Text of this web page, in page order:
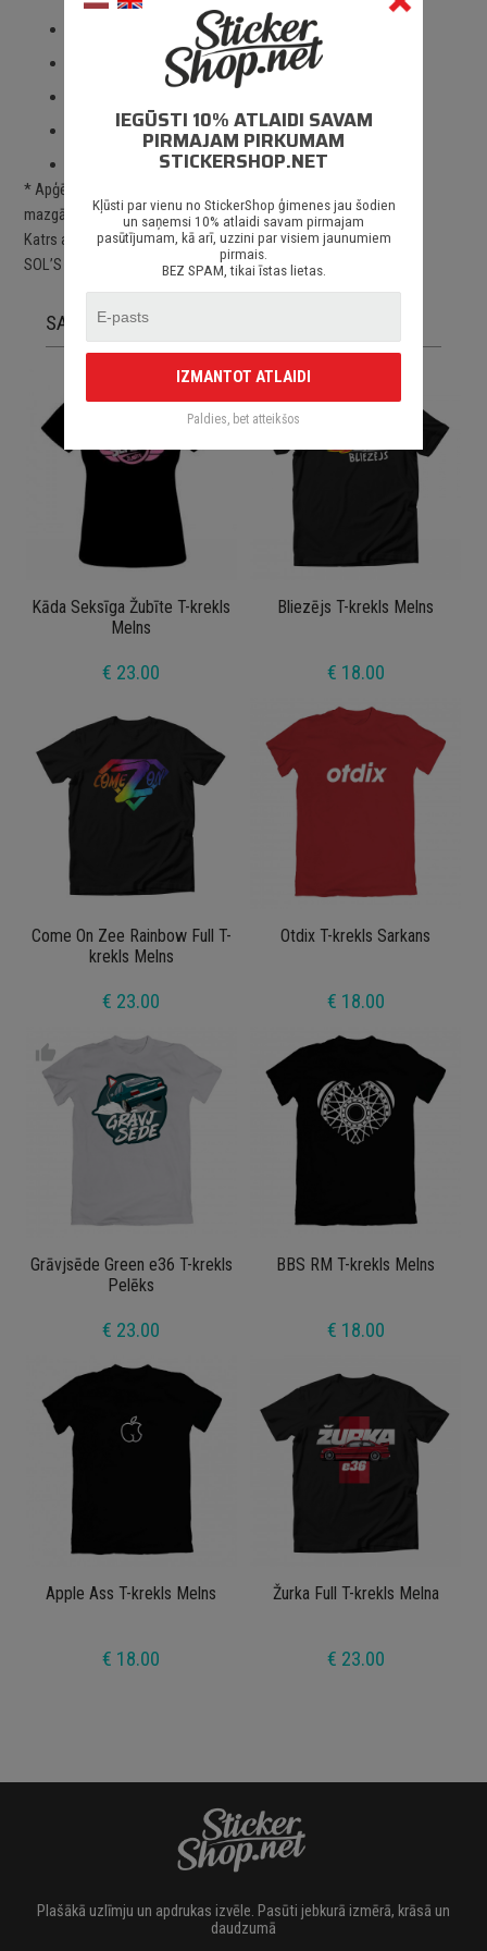
Paredzēts visa veida apdrukai un izšūšanai;
Kvalitatīva un profesionāla apdruka;
Piegāde Latvijā un citviet pasaulē.
* Apģērbu ilgstošai drukas noturībai jāievēro tam paredzētos
mazgāšanas, žāvēšanas un lietošanas nosacījumus.
Katrs apģērbs ir apdrukāts pēc pasūtījuma uz augstas kvalītātes
SOL’S apģērbiem.
SAISTĪTĀS PRECES
Kāda Seksīga Žubīte T-krekls
Melns
€ 23.00
Bliezējs T-krekls Melns
€ 18.00
Come On Zee Rainbow Full T-
krekls Melns
€ 23.00
Otdix T-krekls Sarkans
€ 18.00
Grāvjsēde Green e36 T-krekls
Pelēks
€ 23.00
thumb_up
BBS RM T-krekls Melns
€ 18.00
Apple Ass T-krekls Melns
€ 18.00
Žurka Full T-krekls Melna
€ 23.00
Plašākā uzlīmju un apdrukas izvēle. Pasūti jebkurā izmērā, krāsā un
daudzumā
IEGŪSTI 10% ATLAIDI SAVAM
PIRMAJAM PIRKUMAM
STICKERSHOP.NET
Kļūsti par vienu no StickerShop ģimenes jau šodien
un saņemsi 10% atlaidi savam pirmajam
pasūtījumam, kā arī, uzzini par visiem jaunumiem
pirmais.
BEZ SPAM, tikai īstas lietas.
IZMANTOT ATLAIDI
Paldies, bet atteikšos